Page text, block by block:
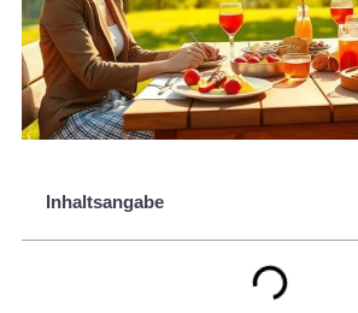
Inhaltsangabe